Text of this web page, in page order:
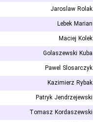
Jaroslaw Rolak
Lebek Marian
Maciej Kolek
Golaszewski Kuba
Pawel Slosarczyk
Kazimierz Rybak
Patryk Jendrzejewski
Tomasz Kordaszewski